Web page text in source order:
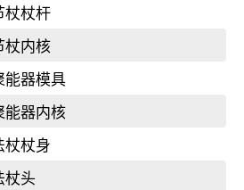
杖杖杆
杖内核
能器模具
能器内核
杖杖身
杖头